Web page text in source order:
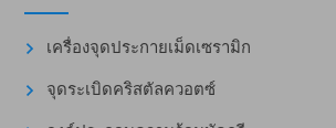
เครื่องจุดประกายเม็ดเซรามิก
จุดระเบิดคริสตัลควอตซ์